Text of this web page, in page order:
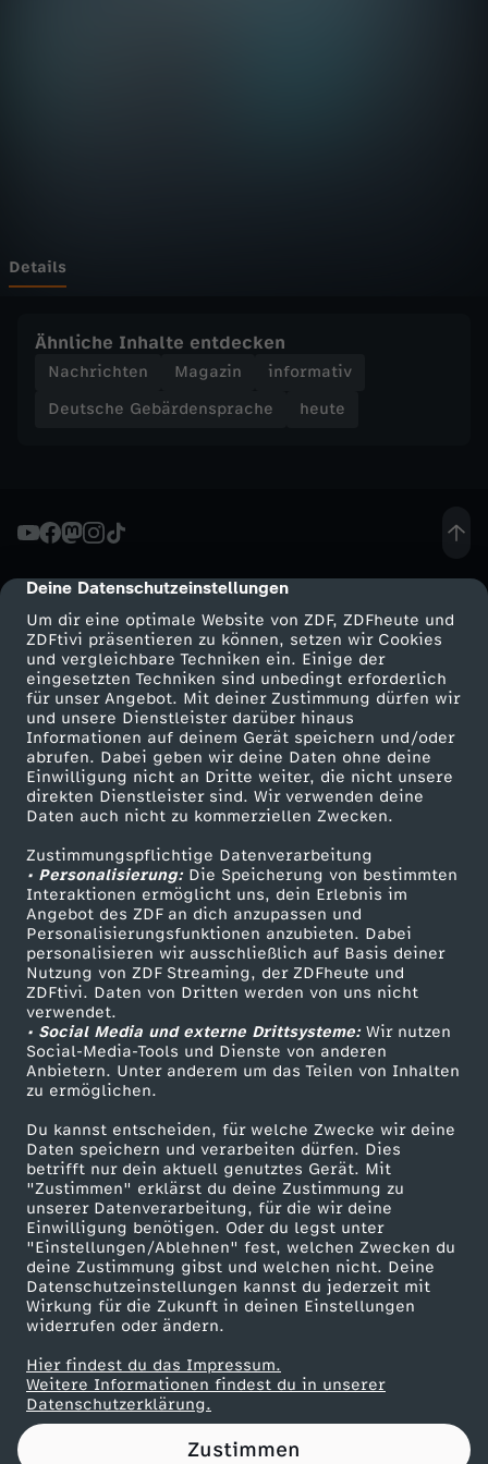
cmp-dialog-description
Deine Datenschutzeinstellungen
Um dir eine optimale Website von ZDF, ZDFheute und
ZDFtivi präsentieren zu können, setzen wir Cookies
und vergleichbare Techniken ein. Einige der
eingesetzten Techniken sind unbedingt erforderlich
für unser Angebot. Mit deiner Zustimmung dürfen wir
und unsere Dienstleister darüber hinaus
Informationen auf deinem Gerät speichern und/oder
abrufen. Dabei geben wir deine Daten ohne deine
Einwilligung nicht an Dritte weiter, die nicht unsere
direkten Dienstleister sind. Wir verwenden deine
Daten auch nicht zu kommerziellen Zwecken.
Zustimmungspflichtige Datenverarbeitung
• Personalisierung:Die Speicherung von bestimmten
Interaktionen ermöglicht uns, dein Erlebnis im
Angebot des ZDF an dich anzupassen und
Personalisierungsfunktionen anzubieten. Dabei
personalisieren wir ausschließlich auf Basis deiner
Nutzung von ZDF Streaming, der ZDFheute und
ZDFtivi. Daten von Dritten werden von uns nicht
verwendet.
• Social Media und externe Drittsysteme:Wir nutzen
Social-Media-Tools und Dienste von anderen
Anbietern. Unter anderem um das Teilen von Inhalten
zu ermöglichen.
Du kannst entscheiden, für welche Zwecke wir deine
Daten speichern und verarbeiten dürfen. Dies
betrifft nur dein aktuell genutztes Gerät. Mit
"Zustimmen" erklärst du deine Zustimmung zu
unserer Datenverarbeitung, für die wir deine
Einwilligung benötigen. Oder du legst unter
"Einstellungen/Ablehnen" fest, welchen Zwecken du
deine Zustimmung gibst und welchen nicht. Deine
Datenschutzeinstellungen kannst du jederzeit mit
Wirkung für die Zukunft in deinen Einstellungen
widerrufen oder ändern.
Hier findest du das Impressum.
Weitere Informationen findest du in unserer
Datenschutzerklärung.
Zustimmen
t
S
d
u
n
g
v
o
m
1
1
.
0
4
.
2
0
2
4
Details
Ähnliche Inhalte entdecken
Nachrichten Magazin
informativ
Deutsche Gebärdensprache
heute
Mehr ZDF
ZDF-Apps
Smart TV
ZDFtext
Livestreams
Sendungen A-Z
TV-Programm
Service
ZDFmitreden
Kontakt zum ZDF
Tickets
Zuschauerservice
Hilfe
ZDF Unternehmen
Karriere
ZDF goes Schule
Werbefernsehen
Mainzelmännchen
Partner